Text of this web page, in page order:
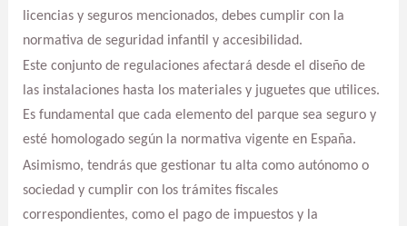
licencias y seguros mencionados, debes cumplir con la
normativa de seguridad infantil y accesibilidad.
Este conjunto de regulaciones afectará desde el diseño de
las instalaciones hasta los materiales y juguetes que utilices.
Es fundamental que cada elemento del parque sea seguro y
esté homologado según la normativa vigente en España.
Asimismo, tendrás que gestionar tu alta como autónomo o
sociedad y cumplir con los trámites fiscales
correspondientes, como el pago de impuestos y la